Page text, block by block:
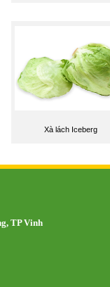
Xà lách Iceberg
TP Vinh